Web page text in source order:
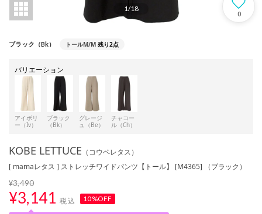
1/18
0
ブラック（Bk） トールM/M 残り2点
バリエーション
アイボリ
ー（Iv）
ブラック
（Bk）
グレージ
ュ（Be）
チャコー
ル（Ch）
KOBE LETTUCE （コウベレタス）
[ mamaレタス ] ストレッチワイドパンツ【トール】 [M4365] （ブラック）
¥3,490
¥3,141 税込 10%OFF